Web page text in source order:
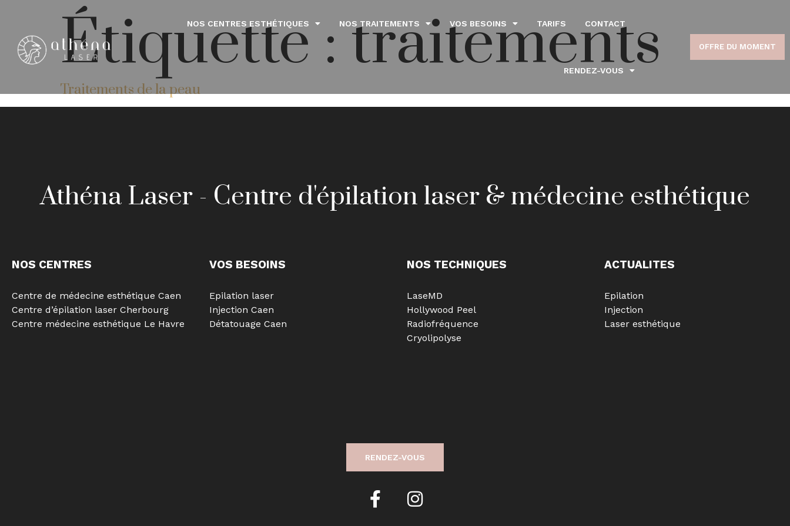
NOS CENTRES ESTHÉTIQUES NOS TRAITEMENTS VOS BESOINS TARIFS CONTACT
RENDEZ-VOUS
OFFRE DU MOMENT
Étiquette :traitements
Traitements de la peau
Athéna Laser - Centre d'épilation laser & médecine esthétique
NOS CENTRES
Centre de médecine esthétique Caen
Centre d’épilation laser Cherbourg
Centre médecine esthétique Le Havre
VOS BESOINS
Epilation laser
Injection Caen
Détatouage Caen
NOS TECHNIQUES
LaseMD
Hollywood Peel
Radiofréquence
Cryolipolyse
ACTUALITES
Epilation
Injection
Laser esthétique
RENDEZ-VOUS